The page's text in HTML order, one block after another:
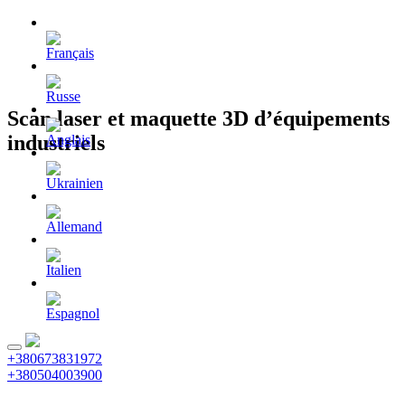
+380673831972
+380504003900
Scan laser et maquette 3D d’équipements
industriels